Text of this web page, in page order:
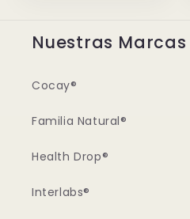
Nuestras Marcas
Cocay®
Familia Natural®
Health Drop®
Interlabs®